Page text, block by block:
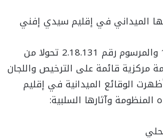
أحدث القانون رقم 13-113 والمرسوم رقم 2.18.131 تحولا من
مركزية قائمة على الترخيص واللجان
الوقائع الميدانية في إقليم
وآثارها السلبية: